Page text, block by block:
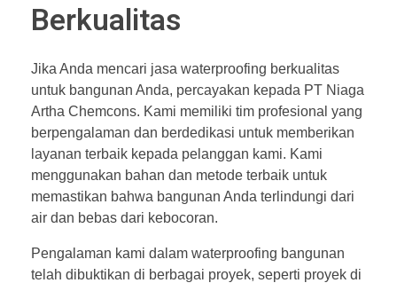
Berkualitas
Jika Anda mencari jasa waterproofing berkualitas
untuk bangunan Anda, percayakan kepada PT Niaga
Artha Chemcons. Kami memiliki tim profesional yang
berpengalaman dan berdedikasi untuk memberikan
layanan terbaik kepada pelanggan kami. Kami
menggunakan bahan dan metode terbaik untuk
memastikan bahwa bangunan Anda terlindungi dari
air dan bebas dari kebocoran.
Pengalaman kami dalam waterproofing bangunan
telah dibuktikan di berbagai proyek, seperti proyek di